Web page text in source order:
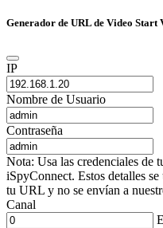
Generador de URL de Video Start
IP
Nombre de Usuario
Contraseña
Nota: Usa las credenciales de
iSpyConnect. Estos detalles
tu URL y no se envían a
Canal